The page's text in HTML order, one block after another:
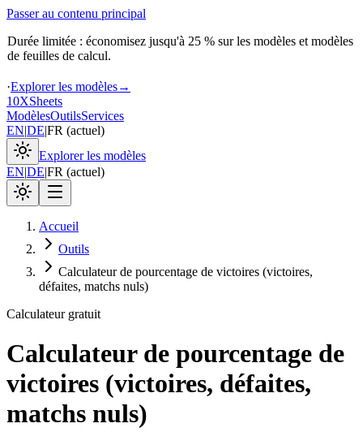
Passer au contenu principal
Durée limitée : économisez jusqu'à 25 % sur les modèles et modèles
de feuilles de calcul.
·Explorer les modèles→
10XSheets
ModèlesOutilsServices
EN|DE|FR (actuel)
Explorer les modèles
EN|DE|FR (actuel)
Accueil
Outils
Calculateur de pourcentage de victoires (victoires,
défaites, matchs nuls)
Calculateur gratuit
Calculateur de pourcentage de
victoires (victoires, défaites,
matchs nuls)